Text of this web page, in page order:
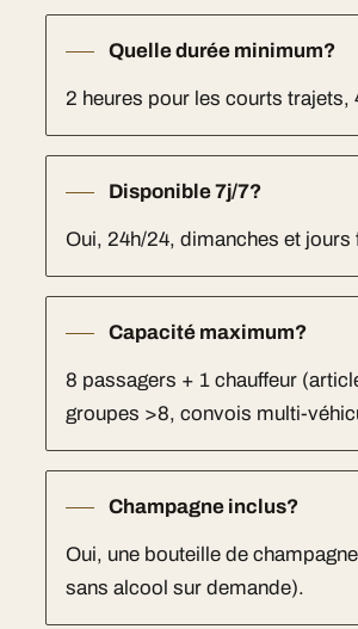
Quelle durée minimum?
2 heures pour les courts trajets,
Disponible 7j/7?
Oui, 24h/24, dimanches et jours
Capacité maximum?
8 passagers + 1 chauffeur
groupes >8, convois multi-
Champagne inclus?
Oui, une bouteille de
sans alcool sur demande).